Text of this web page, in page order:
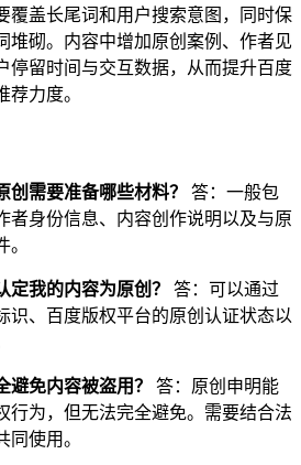
覆盖长尾词和用户搜索意图，同时保
堆砌。内容中增加原创案例、作者见
停留时间与交互数据，从而提升百度
荐力度。
需要准备哪些材料？
答：一般包
者身份信息、内容创作说明以及与原
定我的内容为原创？
答：可以通过
识、百度版权平台的原创认证状态以
避免内容被盗用？
答：原创申明能
行为，但无法完全避免。需要结合法
使用。